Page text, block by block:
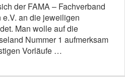
der FAMA – Fachverband
an die jeweiligen
Man wolle auf die
Nummer 1 aufmerksam
Vorläufe …